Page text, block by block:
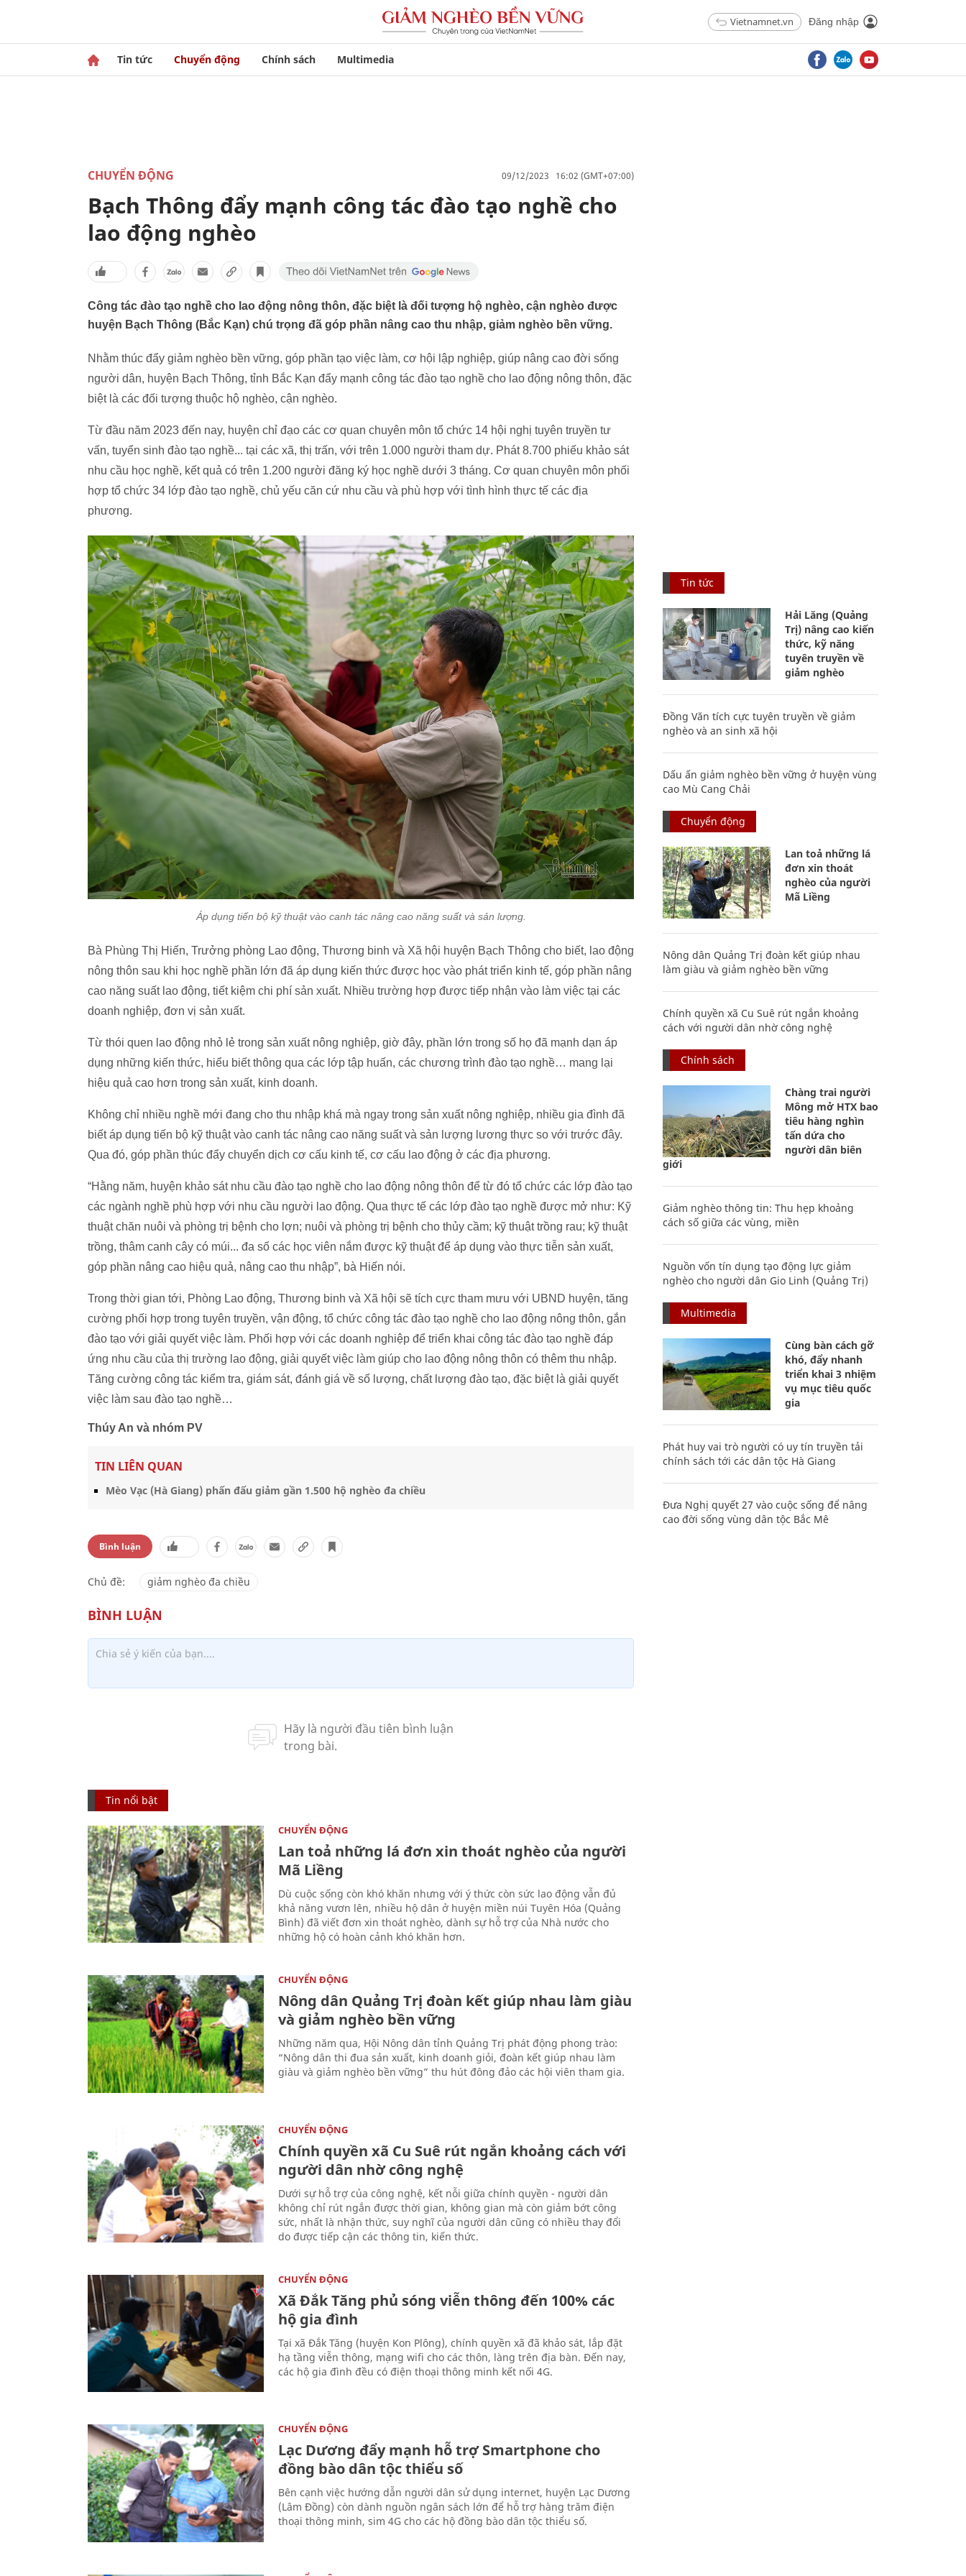
Vietnamnet.vn Đăng nhập
Tin tức Chuyển động Chính sách Multimedia
CHUYỂN ĐỘNG 09/12/2023 16:02 (GMT+07:00)
Bạch Thông đẩy mạnh công tác đào tạo nghề cho
lao động nghèo
Công tác đào tạo nghề cho lao động nông thôn, đặc biệt là đối tượng hộ nghèo, cận nghèo được
huyện Bạch Thông (Bắc Kạn) chú trọng đã góp phần nâng cao thu nhập, giảm nghèo bền vững.
Nhằm thúc đẩy giảm nghèo bền vững, góp phần tạo việc làm, cơ hội lập nghiệp, giúp nâng cao đời sống
người dân, huyện Bạch Thông, tỉnh Bắc Kạn đẩy mạnh công tác đào tạo nghề cho lao động nông thôn, đặc
biệt là các đối tượng thuộc hộ nghèo, cận nghèo.
Từ đầu năm 2023 đến nay, huyện chỉ đạo các cơ quan chuyên môn tổ chức 14 hội nghị tuyên truyền tư
vấn, tuyển sinh đào tạo nghề... tại các xã, thị trấn, với trên 1.000 người tham dự. Phát 8.700 phiếu khảo sát
nhu cầu học nghề, kết quả có trên 1.200 người đăng ký học nghề dưới 3 tháng. Cơ quan chuyên môn phối
hợp tổ chức 34 lớp đào tạo nghề, chủ yếu căn cứ nhu cầu và phù hợp với tình hình thực tế các địa
phương.
Áp dụng tiến bộ kỹ thuật vào canh tác nâng cao năng suất và sản lượng.
Bà Phùng Thị Hiến, Trưởng phòng Lao động, Thương binh và Xã hội huyện Bạch Thông cho biết, lao động
nông thôn sau khi học nghề phần lớn đã áp dụng kiến thức được học vào phát triển kinh tế, góp phần nâng
cao năng suất lao động, tiết kiệm chi phí sản xuất. Nhiều trường hợp được tiếp nhận vào làm việc tại các
doanh nghiệp, đơn vị sản xuất.
Từ thói quen lao động nhỏ lẻ trong sản xuất nông nghiệp, giờ đây, phần lớn trong số họ đã mạnh dạn áp
dụng những kiến thức, hiểu biết thông qua các lớp tập huấn, các chương trình đào tạo nghề… mang lại
hiệu quả cao hơn trong sản xuất, kinh doanh.
Không chỉ nhiều nghề mới đang cho thu nhập khá mà ngay trong sản xuất nông nghiệp, nhiều gia đình đã
biết áp dụng tiến bộ kỹ thuật vào canh tác nâng cao năng suất và sản lượng lương thực so với trước đây.
Qua đó, góp phần thúc đẩy chuyển dịch cơ cấu kinh tế, cơ cấu lao động ở các địa phương.
“Hằng năm, huyện khảo sát nhu cầu đào tạo nghề cho lao động nông thôn để từ đó tổ chức các lớp đào tạo
các ngành nghề phù hợp với nhu cầu người lao động. Qua thực tế các lớp đào tạo nghề được mở như: Kỹ
thuật chăn nuôi và phòng trị bệnh cho lợn; nuôi và phòng trị bệnh cho thủy cầm; kỹ thuật trồng rau; kỹ thuật
trồng, thâm canh cây có múi... đa số các học viên nắm được kỹ thuật để áp dụng vào thực tiễn sản xuất,
góp phần nâng cao hiệu quả, nâng cao thu nhập”, bà Hiến nói.
Trong thời gian tới, Phòng Lao động, Thương binh và Xã hội sẽ tích cực tham mưu với UBND huyện, tăng
cường phối hợp trong tuyên truyền, vận động, tổ chức công tác đào tạo nghề cho lao động nông thôn, gắn
đào tạo với giải quyết việc làm. Phối hợp với các doanh nghiệp để triển khai công tác đào tạo nghề đáp
ứng nhu cầu của thị trường lao động, giải quyết việc làm giúp cho lao động nông thôn có thêm thu nhập.
Tăng cường công tác kiểm tra, giám sát, đánh giá về số lượng, chất lượng đào tạo, đặc biệt là giải quyết
việc làm sau đào tạo nghề…
Thúy An và nhóm PV
TIN LIÊN QUAN
Mèo Vạc (Hà Giang) phấn đấu giảm gần 1.500 hộ nghèo đa chiều
Bình luận
Chủ đề: giảm nghèo đa chiều
Tin nổi bật
CHUYỂN ĐỘNG
Lan toả những lá đơn xin thoát nghèo của người
Mã Liềng
Dù cuộc sống còn khó khăn nhưng với ý thức còn sức lao động vẫn đủ
khả năng vươn lên, nhiều hộ dân ở huyện miền núi Tuyên Hóa (Quảng
Bình) đã viết đơn xin thoát nghèo, dành sự hỗ trợ của Nhà nước cho
những hộ có hoàn cảnh khó khăn hơn.
CHUYỂN ĐỘNG
Nông dân Quảng Trị đoàn kết giúp nhau làm giàu
và giảm nghèo bền vững
Những năm qua, Hội Nông dân tỉnh Quảng Trị phát động phong trào:
“Nông dân thi đua sản xuất, kinh doanh giỏi, đoàn kết giúp nhau làm
giàu và giảm nghèo bền vững” thu hút đông đảo các hội viên tham gia.
CHUYỂN ĐỘNG
Chính quyền xã Cu Suê rút ngắn khoảng cách với
người dân nhờ công nghệ
Dưới sự hỗ trợ của công nghệ, kết nỗi giữa chính quyền - người dân
không chỉ rút ngắn được thời gian, không gian mà còn giảm bớt công
sức, nhất là nhận thức, suy nghĩ của người dân cũng có nhiều thay đổi
do được tiếp cận các thông tin, kiến thức.
CHUYỂN ĐỘNG
Xã Đắk Tăng phủ sóng viễn thông đến 100% các
hộ gia đình
Tại xã Đắk Tăng (huyện Kon Plông), chính quyền xã đã khảo sát, lắp đặt
hạ tầng viễn thông, mạng wifi cho các thôn, làng trên địa bàn. Đến nay,
các hộ gia đình đều có điện thoại thông minh kết nối 4G.
CHUYỂN ĐỘNG
Lạc Dương đẩy mạnh hỗ trợ Smartphone cho
đồng bào dân tộc thiểu số
Bên cạnh việc hướng dẫn người dân sử dụng internet, huyện Lạc Dương
(Lâm Đồng) còn dành nguồn ngân sách lớn để hỗ trợ hàng trăm điện
thoại thông minh, sim 4G cho các hộ đồng bào dân tộc thiểu số.
Tin tức
Hải Lăng (Quảng
Trị) nâng cao kiến
thức, kỹ năng
tuyên truyền về
giảm nghèo
Đồng Văn tích cực tuyên truyền về giảm
nghèo và an sinh xã hội
Dấu ấn giảm nghèo bền vững ở huyện vùng
cao Mù Cang Chải
Chuyển động
Lan toả những lá
đơn xin thoát
nghèo của người
Mã Liềng
Nông dân Quảng Trị đoàn kết giúp nhau
làm giàu và giảm nghèo bền vững
Chính quyền xã Cu Suê rút ngắn khoảng
cách với người dân nhờ công nghệ
Chính sách
Chàng trai người
Mông mở HTX bao
tiêu hàng nghìn
tấn dứa cho
người dân biên
giới
Giảm nghèo thông tin: Thu hẹp khoảng
cách số giữa các vùng, miền
Nguồn vốn tín dụng tạo động lực giảm
nghèo cho người dân Gio Linh (Quảng Trị)
Multimedia
Cùng bàn cách gỡ
khó, đẩy nhanh
triển khai 3 nhiệm
vụ mục tiêu quốc
gia
Phát huy vai trò người có uy tín truyền tải
chính sách tới các dân tộc Hà Giang
Đưa Nghị quyết 27 vào cuộc sống để nâng
cao đời sống vùng dân tộc Bắc Mê